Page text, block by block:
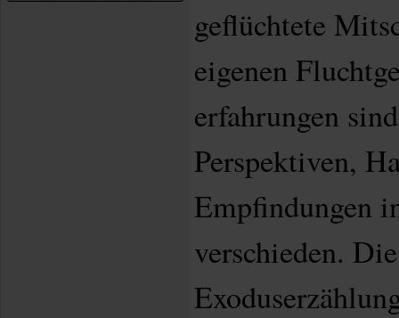
geflüchtete
eigenen
erfahrungen
Perspektiven,
Empfindungen
verschieden.